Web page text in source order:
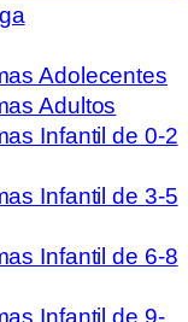
Adolecentes
Adultos
Infantil de 0-2
Infantil de 3-5
Infantil de 6-8
Infantil de 9-